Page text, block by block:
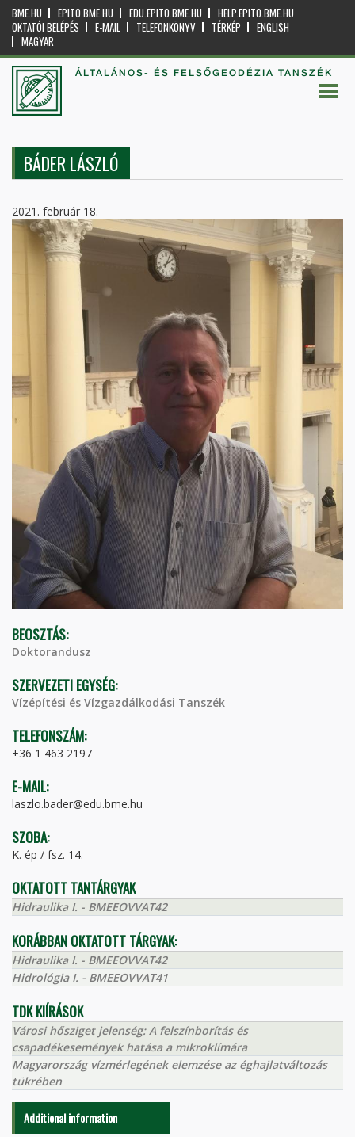
BME.HU EPITO.BME.HU EDU.EPITO.BME.HU
HELP.EPITO.BME.HU
OKTATÓI BELÉPÉS
E-MAIL TELEFONKÖNYV TÉRKÉP
ENGLISH
MAGYAR
ÁLTALÁNOS- ÉS FELSŐGEODÉZIA TANSZÉK
BÁDER LÁSZLÓ
2021. február 18.
BEOSZTÁS:
Doktorandusz
SZERVEZETI EGYSÉG:
Vízépítési és Vízgazdálkodási Tanszék
TELEFONSZÁM:
+36 1 463 2197
E-MAIL:
laszlo.bader@edu.bme.hu
SZOBA:
K. ép / fsz. 14.
OKTATOTT TANTÁRGYAK
Hidraulika I. - BMEEOVVAT42
KORÁBBAN OKTATOTT TÁRGYAK:
Hidraulika I. - BMEEOVVAT42
Hidrológia I. - BMEEOVVAT41
TDK KIÍRÁSOK
Városi hősziget jelenség: A felszínborítás és
csapadékesemények hatása a mikroklímára
Magyarország vízmérlegének elemzése az éghajlatváltozás
tükrében
Additional information